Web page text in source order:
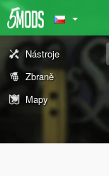
Nástroje
Zbraně
Mapy